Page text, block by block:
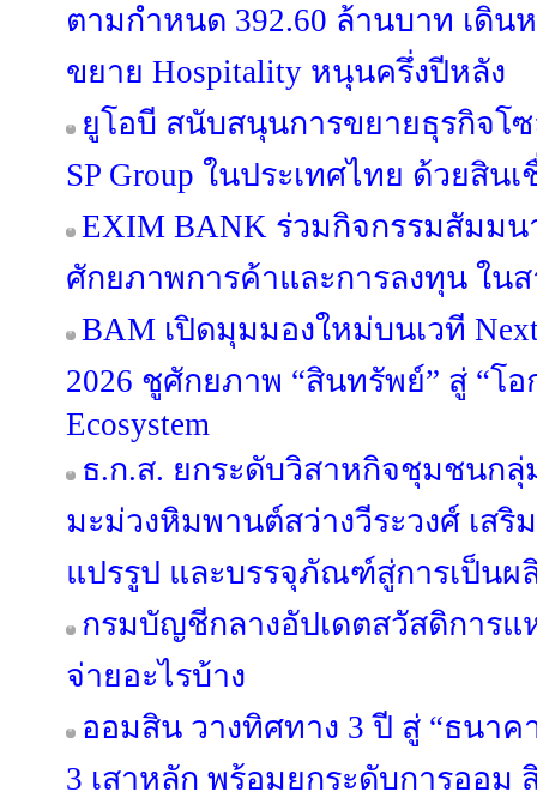
ตามกำหนด 392.60 ล้านบาท เดิน
ขยาย Hospitality หนุนครึ่งปีหลัง
ยูโอบี สนับสนุนการขยายธุรกิจโ
SP Group ในประเทศไทย ด้วยสิน
EXIM BANK ร่วมกิจกรรมสัมมน
ศักยภาพการค้าและการลงทุน ใน
BAM เปิดมุมมองใหม่บนเวที Next
2026 ชูศักยภาพ “สินทรัพย์” สู่ “โอ
Ecosystem
ธ.ก.ส. ยกระดับวิสาหกิจชุมชนกลุ่
มะม่วงหิมพานต์สว่างวีระวงศ์ เสริ
แปรรูป และบรรจุภัณฑ์สู่การเป็น
กรมบัญชีกลางอัปเดตสวัสดิการแ
จ่ายอะไรบ้าง
ออมสิน วางทิศทาง 3 ปี สู่ “ธนา
3 เสาหลัก พร้อมยกระดับการออม